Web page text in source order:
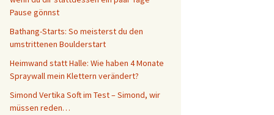
Pause gönnst
Bathang-Starts: So meisterst du den
umstrittenen Boulderstart
Heimwand statt Halle: Wie haben 4 Monate
Spraywall mein Klettern verändert?
Simond Vertika Soft im Test – Simond, wir
müssen reden…